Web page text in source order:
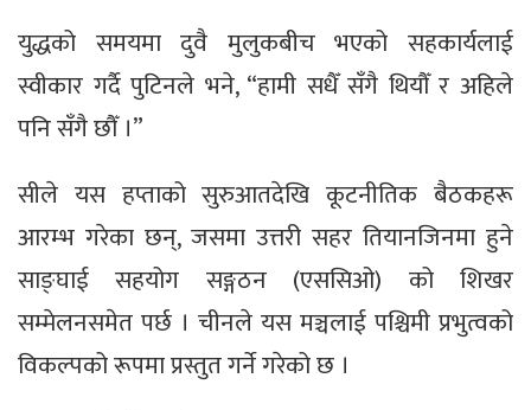
युद्धको समयमा दुवै मुलुकबीच भएको सहकार्यलाई
स्वीकार गर्दै पुटिनले भने, “हामी सधैँ सँगै थियौँ र अहिले
पनि सँगै छौँ ।”
सीले यस हप्ताको सुरुआतदेखि कूटनीतिक बैठकहरू
आरम्भ गरेका छन्, जसमा उत्तरी सहर तियानजिनमा हुने
साङ्घाई सहयोग सङ्गठन (एससिओ) को शिखर
सम्मेलनसमेत पर्छ । चीनले यस मञ्चलाई पश्चिमी प्रभुत्वको
विकल्पको रूपमा प्रस्तुत गर्ने गरेको छ ।